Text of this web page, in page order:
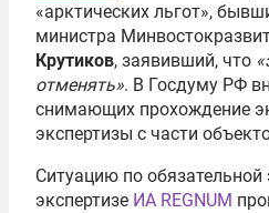
«арктических льгот»,
министра
Крутиков, заявивший, что
отменять». В Госдуму РФ
снимающих прохождение
экспертизы с части
Ситуацию по обязательной
экспертизе ИА REGNUM